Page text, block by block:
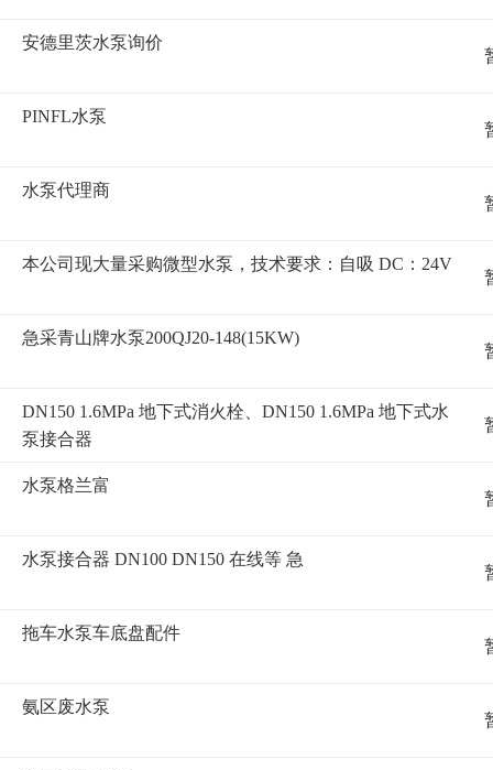
安德里茨水泵询价
PINFL水泵
水泵代理商
本公司现大量采购微型水泵，技术要求：自吸 DC：24V
急采青山牌水泵200QJ20-148(15KW)
DN150 1.6MPa 地下式消火栓、DN150 1.6MPa 地下式水
泵接合器
水泵格兰富
水泵接合器 DN100 DN150 在线等 急
拖车水泵车底盘配件
氨区废水泵